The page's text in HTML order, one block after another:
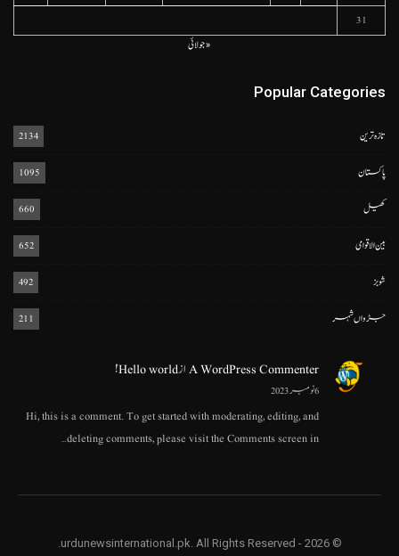
31
« جولائی
Popular Categories
تازہ ترین 2134
پاکستان 1095
کھیل 660
بین الاقوامی 652
شوبز 492
جڑواں شہر 211
A WordPress CommenterازHello world!
6 نومبر 2023
Hi, this is a comment. To get started with moderating, editing, and
deleting comments, please visit the Comments screen in…
© 2026 - urdunewsinternational.pk. All Rights Reserved.